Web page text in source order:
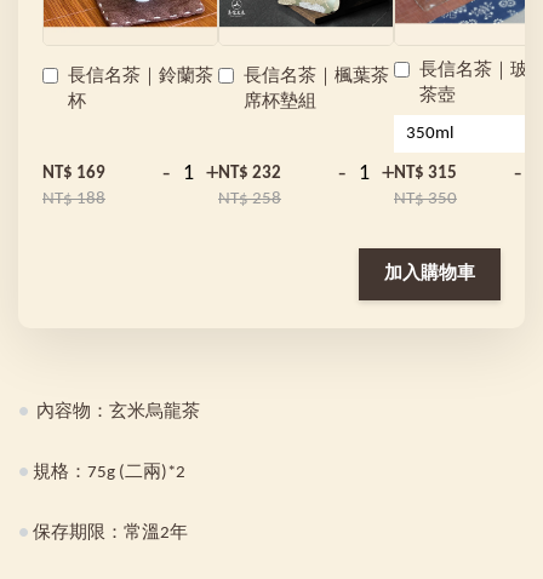
長信名茶｜鈴蘭茶
杯
NT$ 169
NT$ 188
- +
長信名茶｜楓葉茶
席杯墊組
NT$ 232
NT$ 258
- +
長信名茶｜玻
茶壺
NT$ 315
NT$ 350
-
加入購物車
● 內容物：玄米烏龍茶
● 規格：75g (二兩)*2
● 保存期限：常溫2年